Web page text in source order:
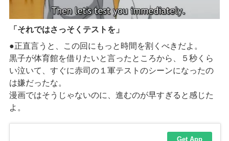
「それではさっそくテストを」
●正直言うと、この回にもっと時間を割くべきだよ。
黒子が体育館を借りたいと言ったところから、５秒くら
い泣いて、すぐに赤司の１軍テストのシーンになったの
は嫌だったな。
漫画ではそうじゃないのに、進むのが早すぎると感じた
よ。